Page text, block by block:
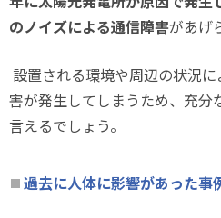
のノイズによる通信障害があげ
設置される環境や周辺の状況
害が発生してしまうため、充分
言えるでしょう。
過去に人体に影響があった事